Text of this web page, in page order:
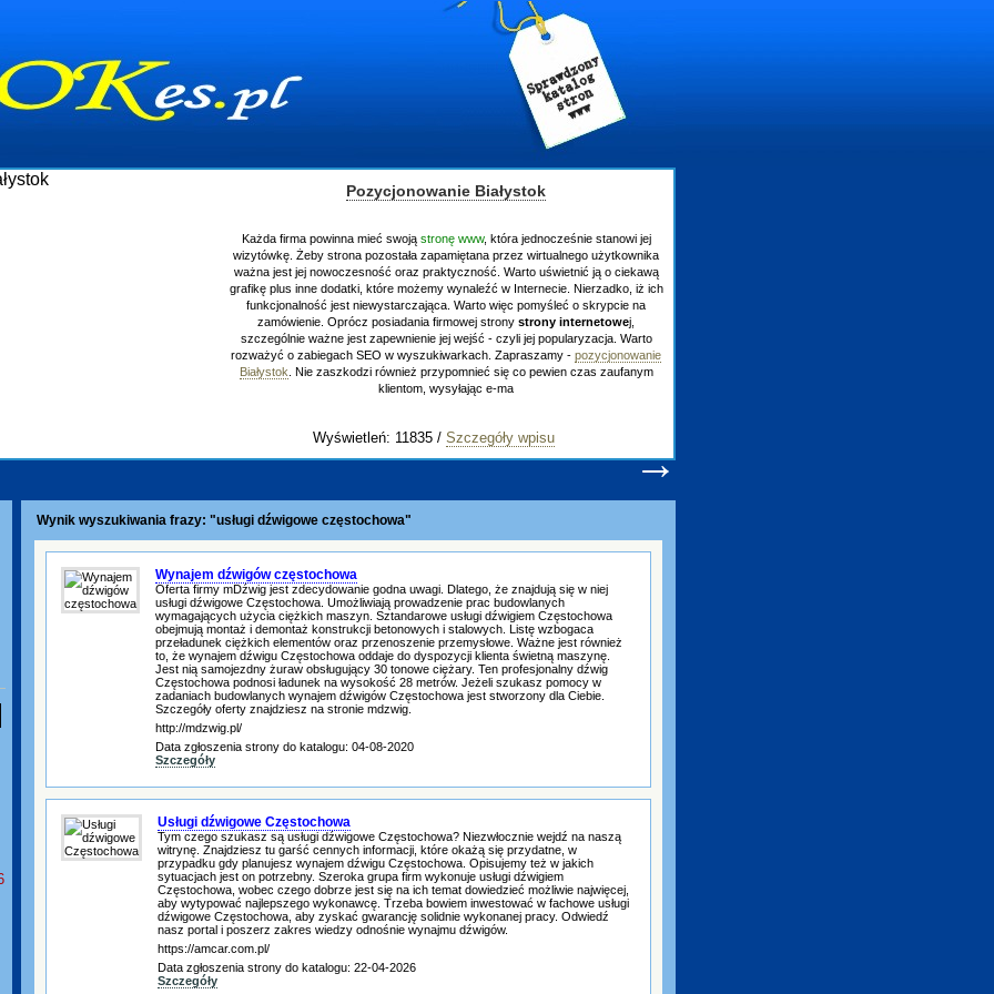
Pozycjonowanie Białystok
Każda firma powinna mieć swoją stronę www, która jednocześnie stanowi jej
wizytówkę. Żeby strona pozostała zapamiętana przez wirtualnego użytkownika
ważna jest jej nowoczesność oraz praktyczność. Warto uświetnić ją o ciekawą
grafikę plus inne dodatki, które możemy wynaleźć w Internecie. Nierzadko, iż ich
funkcjonalność jest niewystarczająca. Warto więc pomyśleć o skrypcie na
zamówienie. Oprócz posiadania firmowej strony strony internetowej,
szczególnie ważne jest zapewnienie jej wejść - czyli jej popularyzacja. Warto
rozważyć o zabiegach SEO w wyszukiwarkach. Zapraszamy - pozycjonowanie
Białystok . Nie zaszkodzi również przypomnieć się co pewien czas zaufanym
klientom, wysyłając e-ma
Wyświetleń: 11835 / Szczegóły wpisu
→
Wynik wyszukiwania frazy: "usługi dźwigowe częstochowa"
Wynajem dźwigów częstochowa
Oferta firmy mDźwig jest zdecydowanie godna uwagi. Dlatego, że znajdują się w niej
usługi dźwigowe Częstochowa. Umożliwiają prowadzenie prac budowlanych
wymagających użycia ciężkich maszyn. Sztandarowe usługi dźwigiem Częstochowa
obejmują montaż i demontaż konstrukcji betonowych i stalowych. Listę wzbogaca
przeładunek ciężkich elementów oraz przenoszenie przemysłowe. Ważne jest również
to, że wynajem dźwigu Częstochowa oddaje do dyspozycji klienta świetną maszynę.
Jest nią samojezdny żuraw obsługujący 30 tonowe ciężary. Ten profesjonalny dźwig
Częstochowa podnosi ładunek na wysokość 28 metrów. Jeżeli szukasz pomocy w
zadaniach budowlanych wynajem dźwigów Częstochowa jest stworzony dla Ciebie.
Szczegóły oferty znajdziesz na stronie mdzwig.
http://mdzwig.pl/
Data zgłoszenia strony do katalogu: 04-08-2020
Szczegóły
Usługi dźwigowe Częstochowa
Tym czego szukasz są usługi dźwigowe Częstochowa? Niezwłocznie wejdź na naszą
witrynę. Znajdziesz tu garść cennych informacji, które okażą się przydatne, w
przypadku gdy planujesz wynajem dźwigu Częstochowa. Opisujemy też w jakich
sytuacjach jest on potrzebny. Szeroka grupa firm wykonuje usługi dźwigiem
Częstochowa, wobec czego dobrze jest się na ich temat dowiedzieć możliwie najwięcej,
aby wytypować najlepszego wykonawcę. Trzeba bowiem inwestować w fachowe usługi
dźwigowe Częstochowa, aby zyskać gwarancję solidnie wykonanej pracy. Odwiedź
nasz portal i poszerz zakres wiedzy odnośnie wynajmu dźwigów.
https://amcar.com.pl/
Data zgłoszenia strony do katalogu: 22-04-2026
Szczegóły